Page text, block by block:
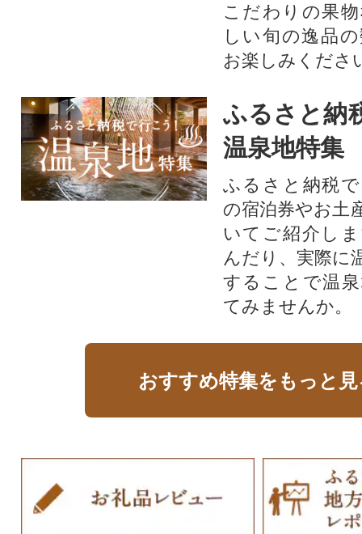
こだわりの果
しい旬の逸品
お楽しみくださ
ふるさと納
温泉地特集
ふるさと納税
の宿泊券やお土
いてご紹介し
んだり、実際に
することで温
てみませんか。
おすすめ特集をもっと